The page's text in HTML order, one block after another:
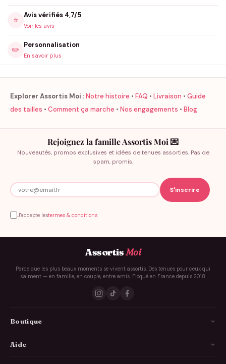
⭐
Avis vérifiés 4,7/5
Voir les avis
✏️
Personnalisation
En savoir plus
Explorer Assortis Moi :Notre histoire • FAQ • Livraison • Guide
des tailles • Comment ça marche • Nos engagements • Blog
Rejoignez la famille Assortis Moi 💌
Nouveautés, promos exclusives et idées de tenues assorties. Pas de
spam, promis.
J'accepte lestermes & conditions
AssortisMoi
Parce que les plus beaux moments se vivent assortis. Des tenues pour ceux qui
s'aiment — en famille, en couple, entre amis. Floqué en France depuis 2018.
Boutique
Aide